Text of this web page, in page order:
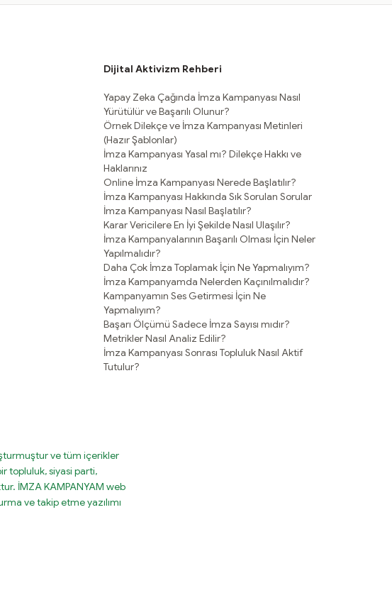
Dijital Aktivizm Rehberi
Yapay Zeka Çağında İmza Kampanyası Nasıl
Yürütülür ve Başarılı Olunur?
Örnek Dilekçe ve İmza Kampanyası Metinleri
(Hazır Şablonlar)
İmza Kampanyası Yasal mı? Dilekçe Hakkı ve
Haklarınız
Online İmza Kampanyası Nerede Başlatılır?
İmza Kampanyası Hakkında Sık Sorulan Sorular
İmza Kampanyası Nasıl Başlatılır?
Karar Vericilere En İyi Şekilde Nasıl Ulaşılır?
İmza Kampanyalarının Başarılı Olması İçin Neler
Yapılmalıdır?
Daha Çok İmza Toplamak İçin Ne Yapmalıyım?
İmza Kampanyamda Nelerden Kaçınılmalıdır?
Kampanyamın Ses Getirmesi İçin Ne
Yapmalıyım?
Başarı Ölçümü Sadece İmza Sayısı mıdır?
Metrikler Nasıl Analiz Edilir?
İmza Kampanyası Sonrası Topluluk Nasıl Aktif
Tutulur?
ve tüm içerikler
topluluk, siyasi parti,
İMZA KAMPANYAM web
ve takip etme yazılımı